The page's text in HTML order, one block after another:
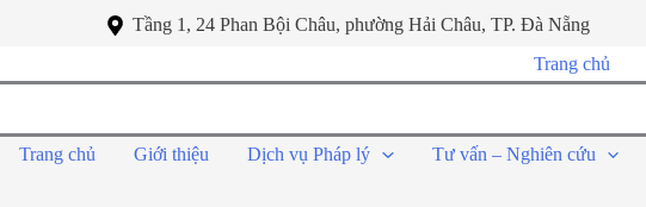
Tầng 1, 24 Phan Bội Châu, phường Hải Châu, TP. Đà Nẵng
Trang chủ
Trang chủ Giới thiệu Dịch vụ Pháp lý Tư vấn – Nghiên cứu